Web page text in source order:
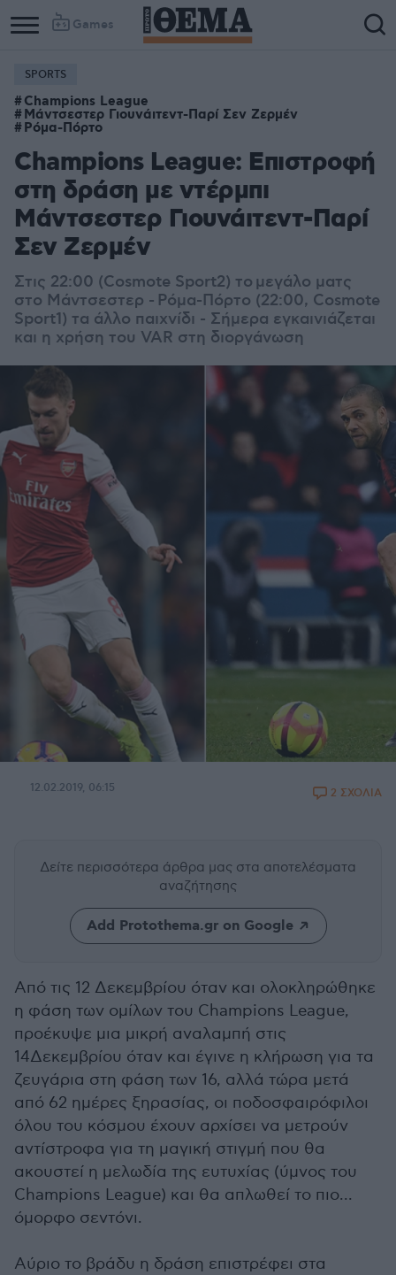
Games
SPORTS
Champions League
Μάντσεστερ Γιουνάιτεντ-Παρί Σεν Ζερμέν
Ρόμα-Πόρτο
Champions League: Επιστροφή
στη δράση με ντέρμπι
Μάντσεστερ Γιουνάιτεντ-Παρί
Σεν Ζερμέν
Στις 22:00 (Cosmote Sport2) το μεγάλο ματς
στο Μάντσεστερ - Ρόμα-Πόρτο (22:00, Cosmote
Sport1) τα άλλο παιχνίδι - Σήμερα εγκαινιάζεται
και η χρήση του VAR στη διοργάνωση
12.02.2019, 06:15 2 ΣΧΟΛΙΑ
Δείτε περισσότερα άρθρα μας στα αποτελέσματα
αναζήτησης
Add Protothema.gr on Google
Από τις 12 Δεκεμβρίου όταν και ολοκληρώθηκε
η φάση των ομίλων του Champions League,
προέκυψε μια μικρή αναλαμπή στις
14Δεκεμβρίου όταν και έγινε η κλήρωση για τα
ζευγάρια στη φάση των 16, αλλά τώρα μετά
από 62 ημέρες ξηρασίας, οι ποδοσφαιρόφιλοι
όλου του κόσμου έχουν αρχίσει να μετρούν
αντίστροφα για τη μαγική στιγμή που θα
ακουστεί η μελωδία της ευτυχίας (ύμνος του
Champions League) και θα απλωθεί το πιο...
όμορφο σεντόνι.
Αύριο το βράδυ η δράση επιστρέφει στα